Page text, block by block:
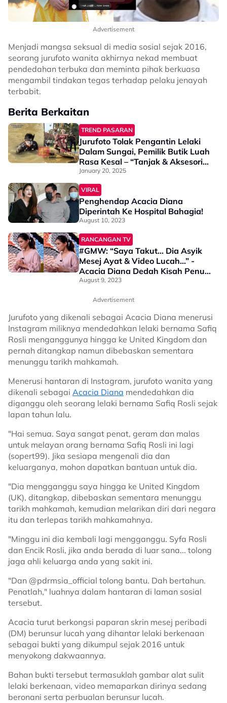
Advertisement
Menjadi mangsa seksual di media sosial sejak 2016,
seorang jurufoto wanita akhirnya nekad membuat
pendedahan terbuka dan meminta pihak berkuasa
mengambil tindakan tegas terhadap pelaku jenayah
terbabit.
Berita Berkaitan
TREND PASARAN
Jurufoto Tolak Pengantin Lelaki
Dalam Sungai, Pemilik Butik Luah
Rasa Kesal – “Tanjak & Aksesori
Semua Tak Boleh Kena Air”
January 20, 2025
VIRAL
Penghendap Acacia Diana
Diperintah Ke Hospital Bahagia!
August 10, 2023
RANCANGAN TV
#GMW: “Saya Takut… Dia Asyik
Mesej Ayat & Video Lucah…” -
Acacia Diana Dedah Kisah Penuh
Diganggu Lelaki Gila Seks
August 9, 2023
Advertisement
Jurufoto yang dikenali sebagai Acacia Diana menerusi
Instagram miliknya mendedahkan lelaki bernama Safiq
Rosli menganggunya hingga ke United Kingdom dan
pernah ditangkap namun dibebaskan sementara
menunggu tarikh mahkamah.
Menerusi hantaran di Instagram, jurufoto wanita yang
dikenali sebagai Acacia Diana mendedahkan dia
diganggu oleh seorang lelaki bernama Safiq Rosli sejak
lapan tahun lalu.
"Hai semua. Saya sangat penat, geram dan malas
untuk melayan orang bernama Safiq Rosli ini lagi
(sopert99). Jika sesiapa mengenali dia dan
keluarganya, mohon dapatkan bantuan untuk dia.
"Dia mengganggu saya hingga ke United Kingdom
(UK), ditangkap, dibebaskan sementara menunggu
tarikh mahkamah, kemudian melarikan diri dari negara
itu dan terlepas tarikh mahkamahnya.
"Minggu ini dia kembali lagi mengganggu. Syfa Rosli
dan Encik Rosli, jika anda berada di luar sana... tolong
jaga ahli keluarga anda yang sakit ini.
"Dan @pdrmsia_official tolong bantu. Dah bertahun.
Penatlah," luahnya dalam hantaran di laman sosial
tersebut.
Acacia turut berkongsi paparan skrin mesej peribadi
(DM) berunsur lucah yang dihantar lelaki berkenaan
sebagai bukti yang dikumpul sejak 2016 untuk
menyokong dakwaannya.
Bahan bukti tersebut termasuklah gambar alat sulit
lelaki berkenaan, video memaparkan dirinya sedang
beronani serta perbualan berunsur lucah.